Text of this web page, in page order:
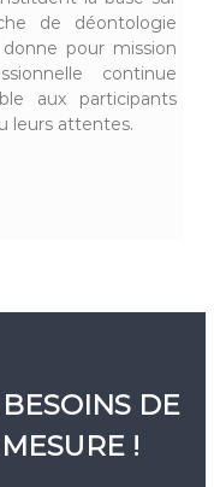
de déontologie
pour mission
continue
aux participants
leurs attentes.
DE
!